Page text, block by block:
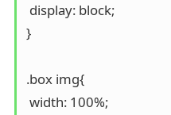
display: block;
}
.box img{
width: 100%;